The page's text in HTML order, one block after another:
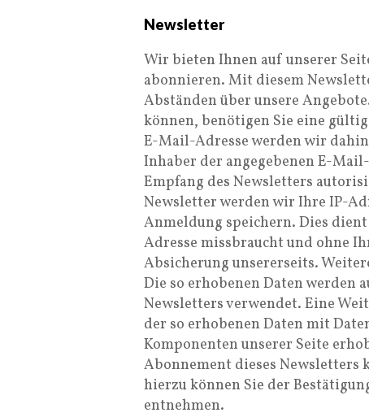
Newsletter
Wir bieten Ihnen auf unserer
abonnieren. Mit diesem
Abständen über unsere
können, benötigen Sie eine
E-Mail-Adresse werden wir
Inhaber der angegebenen E-
Empfang des Newsletters
Newsletter werden wir Ihre IP-
Anmeldung speichern. Dies
Adresse missbraucht und ohne
Absicherung unsererseits.
Die so erhobenen Daten werden
Newsletters verwendet. Eine
der so erhobenen Daten mit
Komponenten unserer Seite
Abonnement dieses
hierzu können Sie der
entnehmen.